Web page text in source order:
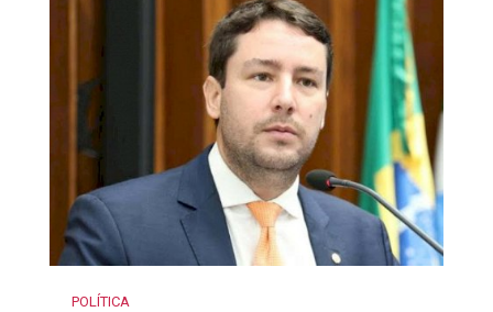
POLÍTICA